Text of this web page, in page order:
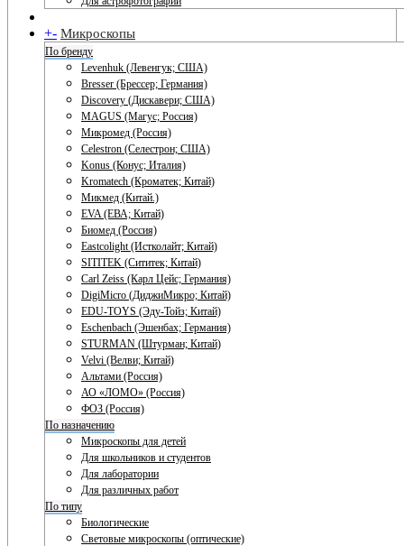
+- Микроскопы
По бренду
Levenhuk (Левенгук; США)
Bresser (Брессер; Германия)
Discovery (Дискавери; США)
MAGUS (Магус; Россия)
Микромед (Россия)
Celestron (Селестрон; США)
Konus (Конус; Италия)
Kromatech (Кроматек; Китай)
Микмед (Китай.)
EVA (ЕВА; Китай)
Биомед (Россия)
Eastcolight (Истколайт; Китай)
SITITEK (Сититек; Китай)
Carl Zeiss (Карл Цейс; Германия)
DigiMicro (ДиджиМикро; Китай)
EDU-TOYS (Эду-Тойз; Китай)
Eschenbach (Эшенбах; Германия)
STURMAN (Штурман; Китай)
Velvi (Велви; Китай)
Альтами (Россия)
АО «ЛОМО» (Россия)
ФОЗ (Россия)
По назначению
Микроскопы для детей
Для школьников и студентов
Для лаборатории
Для различных работ
По типу
Биологические
Световые микроскопы (оптические)